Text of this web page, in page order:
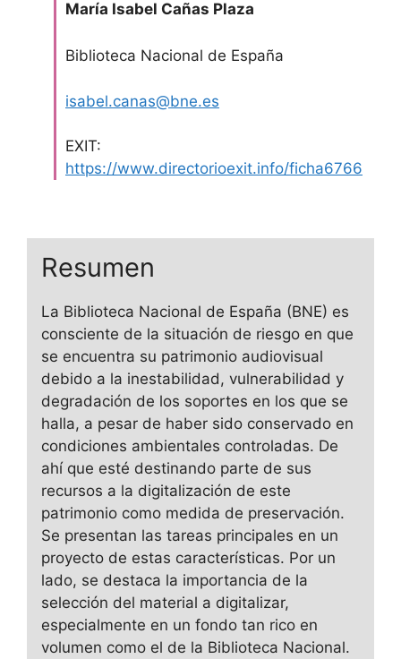
María Isabel Cañas Plaza
Biblioteca Nacional de España
isabel.canas@bne.es
EXIT:
https://www.directorioexit.info/ficha6766
Resumen
La Biblioteca Nacional de España (BNE) es
consciente de la situación de riesgo en que
se encuentra su patrimonio audiovisual
debido a la inestabilidad, vulnerabilidad y
degradación de los soportes en los que se
halla, a pesar de haber sido conservado en
condiciones ambientales controladas. De
ahí que esté destinando parte de sus
recursos a la digitalización de este
patrimonio como medida de preservación.
Se presentan las tareas principales en un
proyecto de estas características. Por un
lado, se destaca la importancia de la
selección del material a digitalizar,
especialmente en un fondo tan rico en
volumen como el de la Biblioteca Nacional.